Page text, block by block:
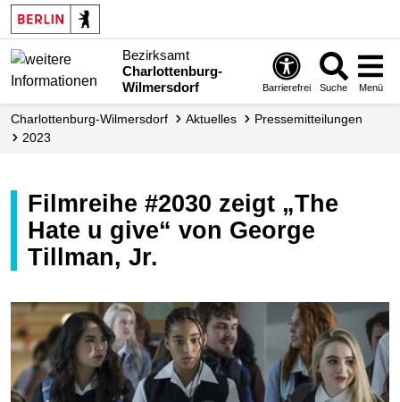
Bezirksamt
Charlottenburg-
Wilmersdorf
Barrierefrei Suche Menü
Charlottenburg-Wilmersdorf Aktuelles
Presse­mitteilungen
2023
Filmreihe #2030 zeigt „The
Hate u give“ von George
Tillman, Jr.